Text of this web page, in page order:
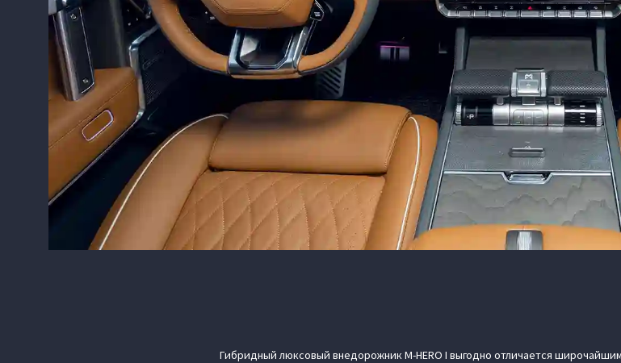
Гибридный люксовый внедорожник M‑HERO I выгодно отличается